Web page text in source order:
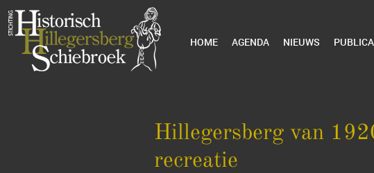
HOME AGENDA NIEUWS
Hillegersberg van
recreatie